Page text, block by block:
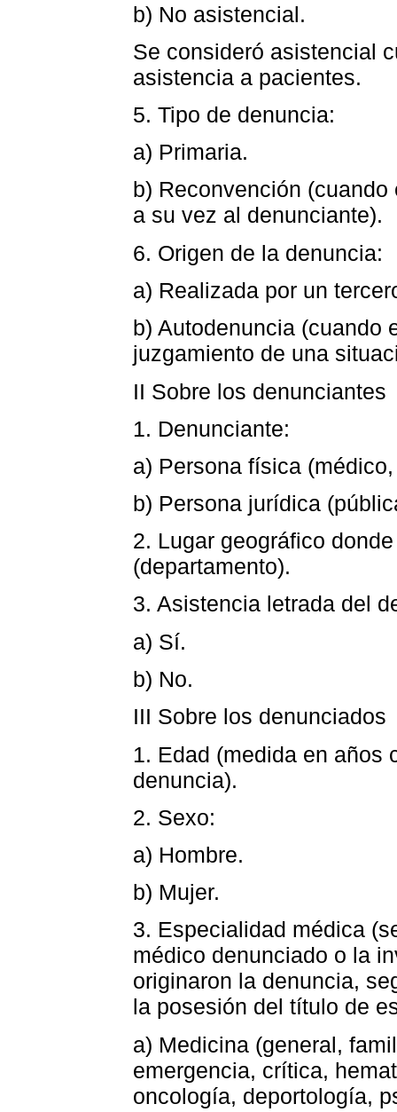
b) No asistencial.
Se consideró asistencial
asistencia a pacientes.
5. Tipo de denuncia:
a) Primaria.
b) Reconvención
a su vez al denunciante).
6. Origen de la denuncia:
a) Realizada por un
b) Autodenuncia (cuando
juzgamiento de una
II Sobre los denunciantes
1. Denunciante:
a) Persona física
b) Persona jurídica
2. Lugar geográfico
(departamento).
3. Asistencia letrada del
a) Sí.
b) No.
III Sobre los denunciados
1. Edad (medida en años
denuncia).
2. Sexo:
a) Hombre.
b) Mujer.
3. Especialidad médica
médico denunciado o la
originaron la denuncia,
la posesión del título de
a) Medicina (general,
emergencia, crítica,
oncología, deportología,